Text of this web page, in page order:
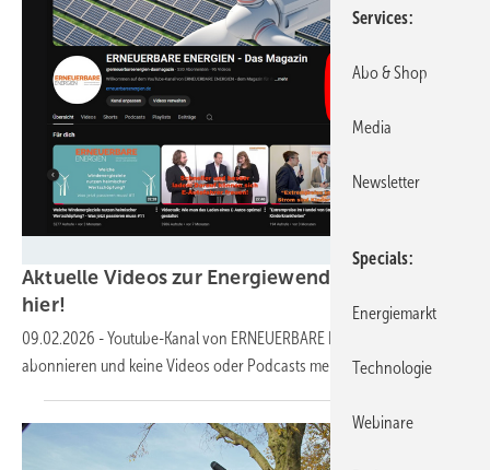
Aktuelle Videos zur Energiewende finden Sie
hier!
09.02.2026 -Youtube-Kanal von ERNEUERBARE ENERGIEN
abonnieren und keine Videos oder Podcasts mehr
verpassen.
Services
Abo & Shop
Media
Newsletter
Specials
Energiemarkt
Technologie
Webinare